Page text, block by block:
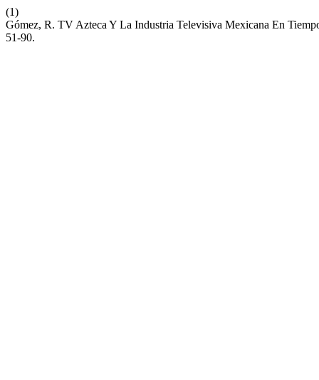
(1)
Gómez, R. TV Azteca Y La Industria Televisiva Mexicana En
51-90.